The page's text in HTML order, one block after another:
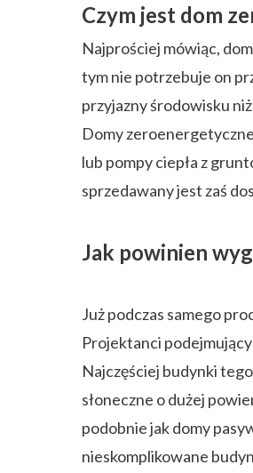
Czym jest dom
Najprościej mówiąc,
tym nie potrzebuje on
przyjazny środowisku
Domy
lub pompy ciepła z
sprzedawany jest zaś
Jak powinien
Już podczas samego
Projektanci
Najczęściej budynki
słoneczne o dużej
podobnie jak domy
nieskomplikowane